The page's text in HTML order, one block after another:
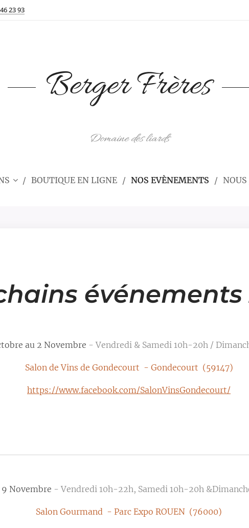
23 93
Berger Frères
Domaine des liards
BOUTIQUE EN LIGNE NOS EVÈNEMENTS NOUS
événements
au 2 Novembre - Vendredi & Samedi 10h-20h /
Salon de Vins de Gondecourt - Gondecourt (59147)
https://www.facebook.com/SalonVinsGondecourt/
9 Novembre - Vendredi 10h-22h, Samedi 10h-20h
Salon Gourmand - Parc Expo ROUEN (76000)